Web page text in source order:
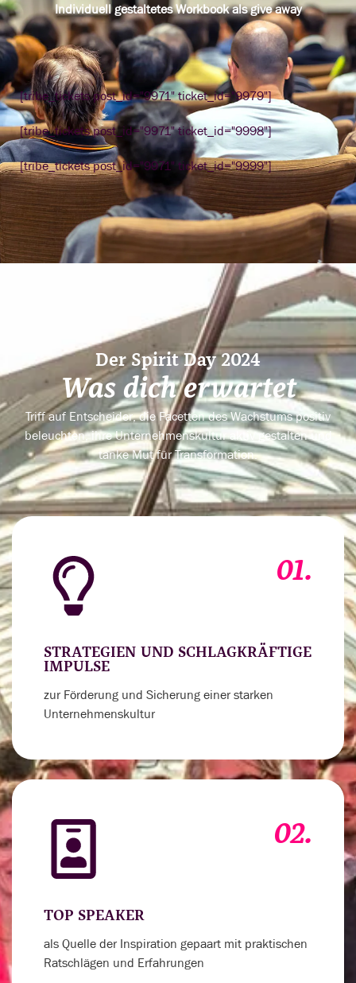
Individuell gestaltetes Workbook als give away
[tribe_tickets post_id="9971" ticket_id="9979"]
[tribe_tickets post_id="9971" ticket_id="9998"]
[tribe_tickets post_id="9971" ticket_id="9999"]
Der Spirit Day 2024
Was dich erwartet
Triff auf Entscheider, die Facetten des Wachstums positiv
beleuchten, ihre Unternehmenskultur aktiv gestalten und
tanke Mut für Transformation.
01.
STRATEGIEN UND SCHLAGKRÄFTIGE
IMPULSE
zur Förderung und Sicherung einer starken
Unternehmenskultur
02.
TOP SPEAKER
als Quelle der Inspiration gepaart mit praktischen
Ratschlägen und Erfahrungen